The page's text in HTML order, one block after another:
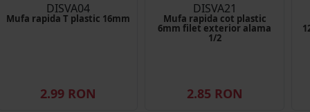
DISVA04
Mufa rapida T plastic 16mm
2.99 RON
DISVA21
Mufa rapida cot plastic
6mm filet exterior alama
1/2
2.85 RON